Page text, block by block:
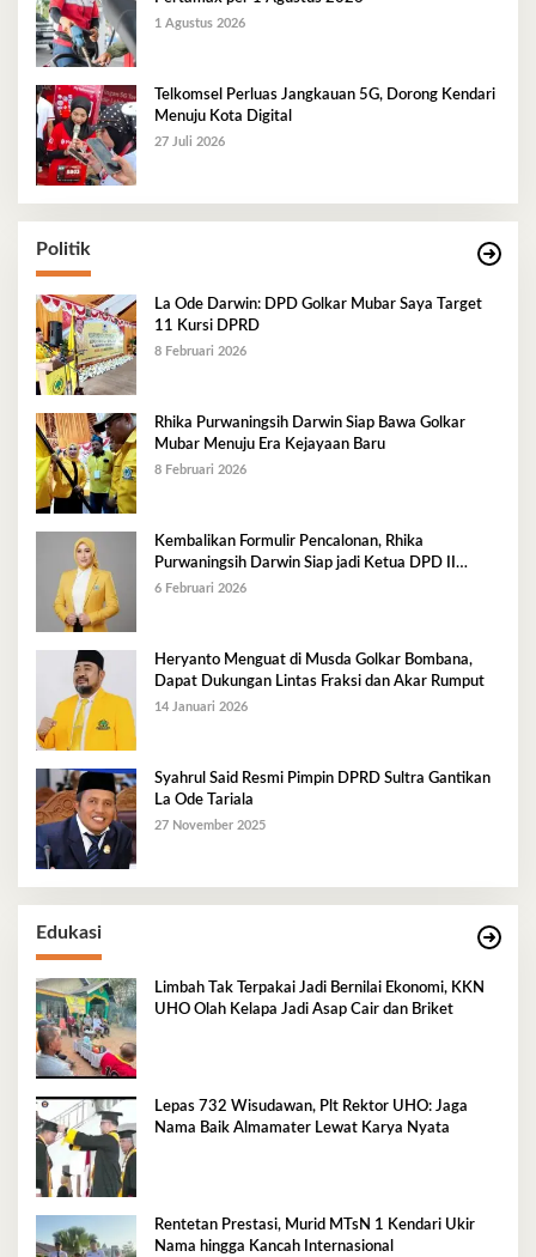
1 Agustus 2026
Telkomsel Perluas Jangkauan 5G, Dorong Kendari
Menuju Kota Digital
27 Juli 2026
Politik
La Ode Darwin: DPD Golkar Mubar Saya Target
11 Kursi DPRD
8 Februari 2026
Rhika Purwaningsih Darwin Siap Bawa Golkar
Mubar Menuju Era Kejayaan Baru
8 Februari 2026
Kembalikan Formulir Pencalonan, Rhika
Purwaningsih Darwin Siap jadi Ketua DPD II
Golkar Mubar
6 Februari 2026
Heryanto Menguat di Musda Golkar Bombana,
Dapat Dukungan Lintas Fraksi dan Akar Rumput
14 Januari 2026
Syahrul Said Resmi Pimpin DPRD Sultra Gantikan
La Ode Tariala
27 November 2025
Edukasi
Limbah Tak Terpakai Jadi Bernilai Ekonomi, KKN
UHO Olah Kelapa Jadi Asap Cair dan Briket
Lepas 732 Wisudawan, Plt Rektor UHO: Jaga
Nama Baik Almamater Lewat Karya Nyata
Rentetan Prestasi, Murid MTsN 1 Kendari Ukir
Nama hingga Kancah Internasional